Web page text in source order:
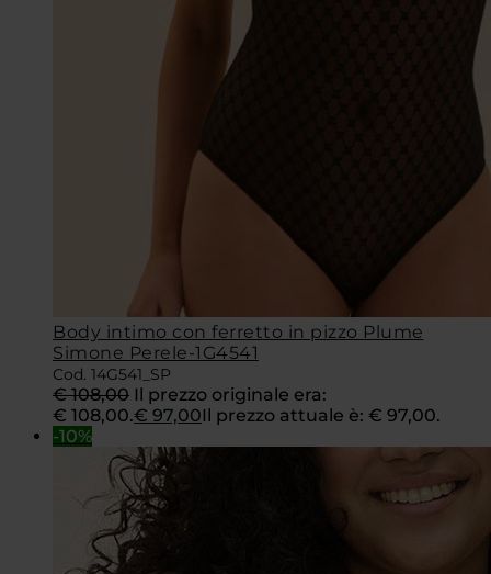
Body intimo con ferretto in pizzo Plume
Simone Perele-1G4541
Cod. 14G541_SP
€108,00 Il prezzo originale era:
€ 108,00.€ 97,00Il prezzo attuale è: € 97,00.
-10%